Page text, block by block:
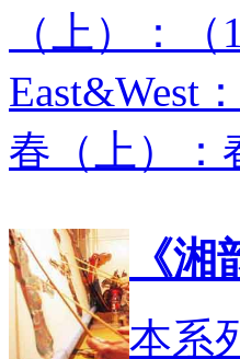
（上）：
East&West
春（上）：
《湘
本系